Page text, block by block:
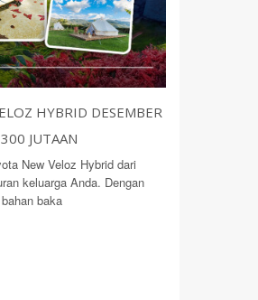
HYBRID DESEMBER
JUTAAN
New Veloz Hybrid dari
keluarga Anda. Dengan
baka